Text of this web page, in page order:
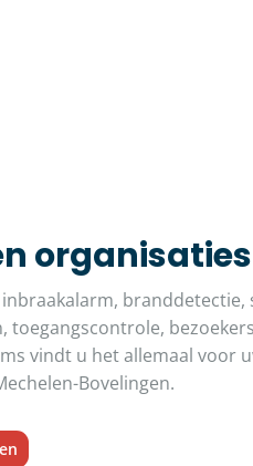
organisaties
branddetectie,
toegangscontrole,
vindt u het allemaal voor
Bovelingen.